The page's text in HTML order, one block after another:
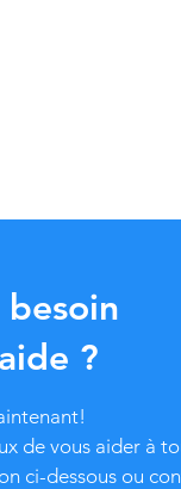
besoin
?
de vous aider à
ci-dessous ou